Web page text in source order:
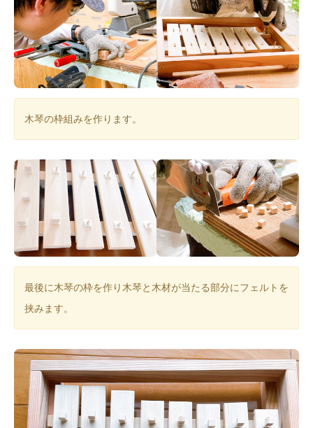
木琴の枠組みを作ります。
最後に木琴の枠を作り木琴と木材が当たる部分にフェルトを
挟みます。